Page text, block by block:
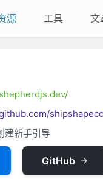
源 工具 文
建新手引导
GitHub